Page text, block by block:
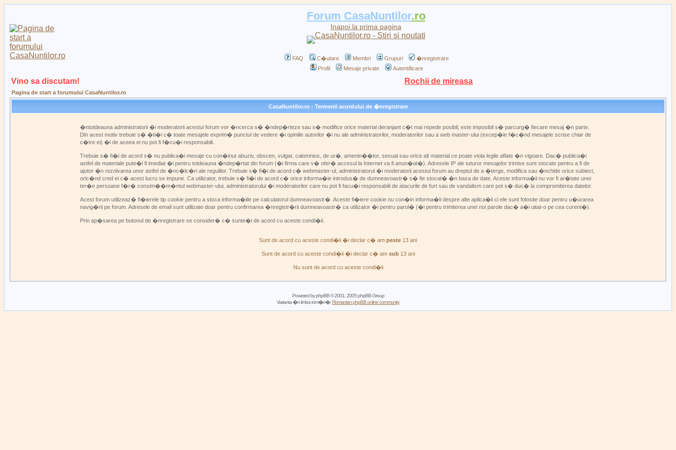
Forum CasaNuntilor.ro
Inapoi la prima pagina
FAQ C�utare Membri Grupuri
�nregistrare
Profil
Mesaje private Autentificare
Vino sa discutam! Rochii de mireasa
Pagina de start a forumului CasaNuntilor.ro
CasaNuntilor.ro - Termenii acordului de �nregistrare
�ntotdeauna administratorii �i moderatorii acestui forum vor �ncerca s� �ndep�rteze sau s� modifice orice material deranjant c�t mai repede posibil; este imposibil s� parcurg� fiecare mesaj �n parte.
Din acest motiv trebuie s� �ti�i c� toate mesajele exprim� punctul de vedere �i opiniile autorilor �i nu ale administratorilor, moderatorilor sau a web master-ului (excep�ie f�c�nd mesajele scrise chiar de
c�tre ei) �i de aceea ei nu pot fi f�cu�i responsabili.
Trebuie s� fi�i de acord s� nu publica�i mesaje cu con�inut abuziv, obscen, vulgar, calomnios, de ur�, amenin��tor, sexual sau orice alt material ce poate viola legile aflate �n vigoare. Dac� publica�i
astfel de materiale pute�i fi imediat �i pentru totdeauna �ndep�rtat din forum (�i firma care v� ofer� accesul la Internet va fi anun�at�). Adresele IP ale tuturor mesajelor trimise sunt stocate pentru a fi de
ajutor �n rezolvarea unor astfel de �nc�lc�ri ale regulilor. Trebuie s� fi�i de acord c� webmaster-ul, administratorul �i moderatorii acestui forum au dreptul de a �terge, modifica sau �nchide orice subiect,
oric�nd cred ei c� acest lucru se impune. Ca utilizator, trebuie s� fi�i de acord c� orice informa�ie introdus� de dumneavoastr� s� fie stocat� �n baza de date. Aceste informa�ii nu vor fi ar�tate unei
ter�e persoane f�r� consim��m�ntul webmaster-ului, administratorului �i moderatorilor care nu pot fi facu�i responsabili de atacurile de furt sau de vandalism care pot s� duc� la compromiterea datelor.
Acest forum utilizeaz� fi�ierele tip cookie pentru a stoca informa�iile pe calculatorul dumneavoastr�. Aceste fi�iere cookie nu con�in informa�ii despre alte aplica�ii ci ele sunt folosite doar pentru u�urarea
navig�rii pe forum. Adresele de email sunt utilizate doar pentru confirmarea �nregistr�rii dumneavoastr� ca utilizator �i pentru parol� (�i pentru trimiterea unei noi parole dac� a�i uitat-o pe cea curent�).
Prin ap�sarea pe butonul de �nregistrare se consider� c� sunte�i de acord cu aceste condi�ii.
Sunt de acord cu aceste condi�ii �i declar c� am peste 13 ani
Sunt de acord cu aceste condi�ii �i declar c� am sub13 ani
Nu sunt de acord cu aceste condi�ii
Powered byphpBB© 2001, 2005 phpBB Group
Varianta �n limba rom�n�:Romanian phpBB online community